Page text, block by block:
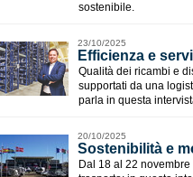
sostenibile.
23/10/2025
Efficienza e
Qualità dei ricambi e
supportati da una
parla in questa
20/10/2025
Sostenibilità e
Dal 18 al 22